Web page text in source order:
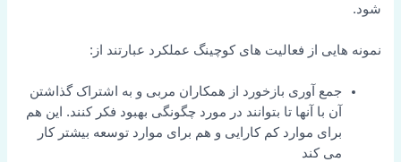
شود.
نمونه هایی از فعالیت های کوچینگ عملکرد عبارتند از:
جمع آوری بازخورد از همکاران مربی و به اشتراک گذاشتن
آن با آنها تا بتوانند در مورد چگونگی بهبود فکر کنند. این هم
برای موارد کم کارایی و هم برای موارد توسعه بیشتر کار
می کند